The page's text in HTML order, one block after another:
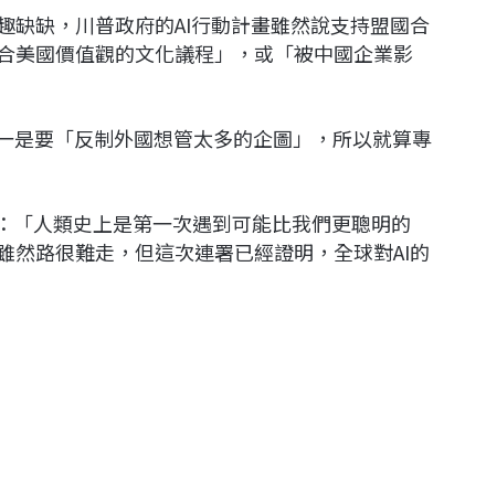
缺，川普政府的AI行動計畫雖然說支持盟國合
美國價值觀的文化議程」，或「被中國企業影
是要「反制外國想管太多的企圖」，所以就算專
人類史上是第一次遇到可能比我們更聰明的
然路很難走，但這次連署已經證明，全球對AI的